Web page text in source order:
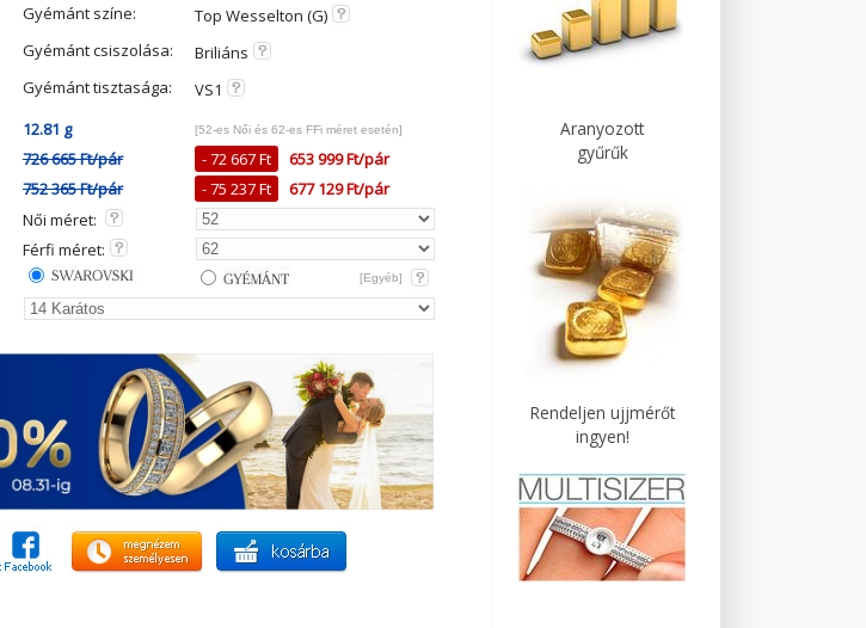
Gyémánt színe:
Top Wesselton (G)
Gyémánt csiszolása:
Briliáns
Gyémánt tisztasága:
VS1
12.81 g [52-es Női és 62-es FFi méret esetén]
726 665 Ft/pár - 72 667 Ft
653 999 Ft/pár
752 365 Ft/pár - 75 237 Ft
677 129 Ft/pár
Női méret:
Férfi méret:
[Egyéb]
Aranyozott
gyűrűk
Rendeljen ujjmérőt
ingyen!